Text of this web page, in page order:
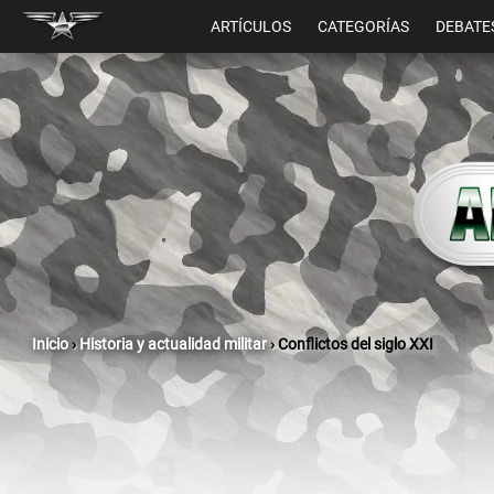
ARTÍCULOS CATEGORÍAS
Inicio› Historia y actualidad militar›Conflictos del siglo XXI